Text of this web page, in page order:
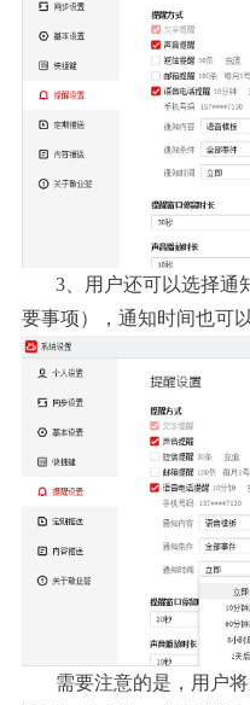
3、用户还可以选择通
要事项），通知时间也可
需要注意的是，用户